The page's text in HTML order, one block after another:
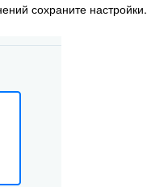
сохраните настройки.